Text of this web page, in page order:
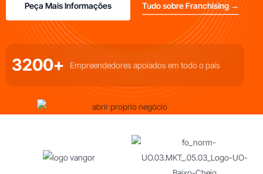
Peça Mais Informações Tudo sobre Franchising →
3200+ Empreendedores apoiados em todo o país